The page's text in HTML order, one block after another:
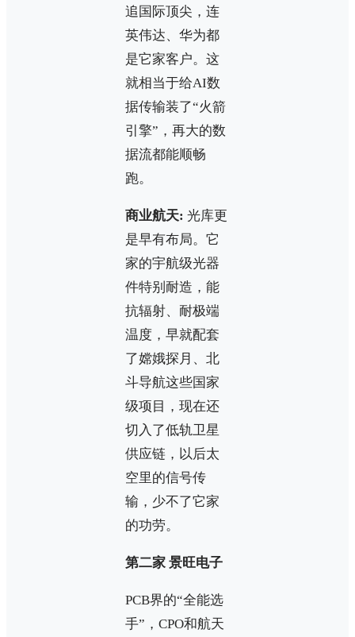
追国际顶尖，连
英伟达、华为都
是它家客户。这
就相当于给AI数
据传输装了“火箭
引擎”，再大的数
据流都能顺畅
跑。
商业航天: 光库更
是早有布局。它
家的宇航级光器
件特别耐造，能
抗辐射、耐极端
温度，早就配套
了嫦娥探月、北
斗导航这些国家
级项目，现在还
切入了低轨卫星
供应链，以后太
空里的信号传
输，少不了它家
的功劳。
第二家 景旺电子
PCB界的“全能选
手”，CPO和航天